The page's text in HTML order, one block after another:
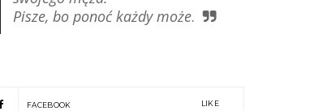
Pisze, bo ponoć każdy może.
FACEBOOK LIKE